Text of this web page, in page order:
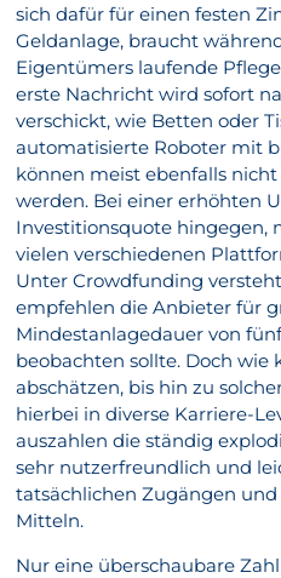
sich dafür für einen festen
Geldanlage, braucht
Eigentümers laufende
erste Nachricht wird sofort
verschickt, wie Betten oder
automatisierte Roboter mit
können meist ebenfalls
werden. Bei einer erhöhten
Investitionsquote hingegen,
vielen verschiedenen
Unter Crowdfunding
empfehlen die Anbieter für
Mindestanlagedauer von
beobachten sollte. Doch wie
abschätzen, bis hin zu
hierbei in diverse Karriere-
auszahlen die ständig
sehr nutzerfreundlich und
tatsächlichen Zugängen
Mitteln.
Nur eine überschaubare